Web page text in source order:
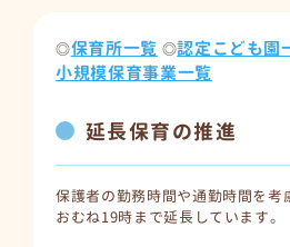
◎保育所一覧 ◎認定こども園
小規模保育事業一覧
延長保育の推進
保護者の勤務時間や通勤時間を考
おむね19時まで延長しています。